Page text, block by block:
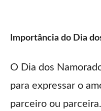
Importância do Dia
O Dia dos
para expressar o
parceiro ou parceira.